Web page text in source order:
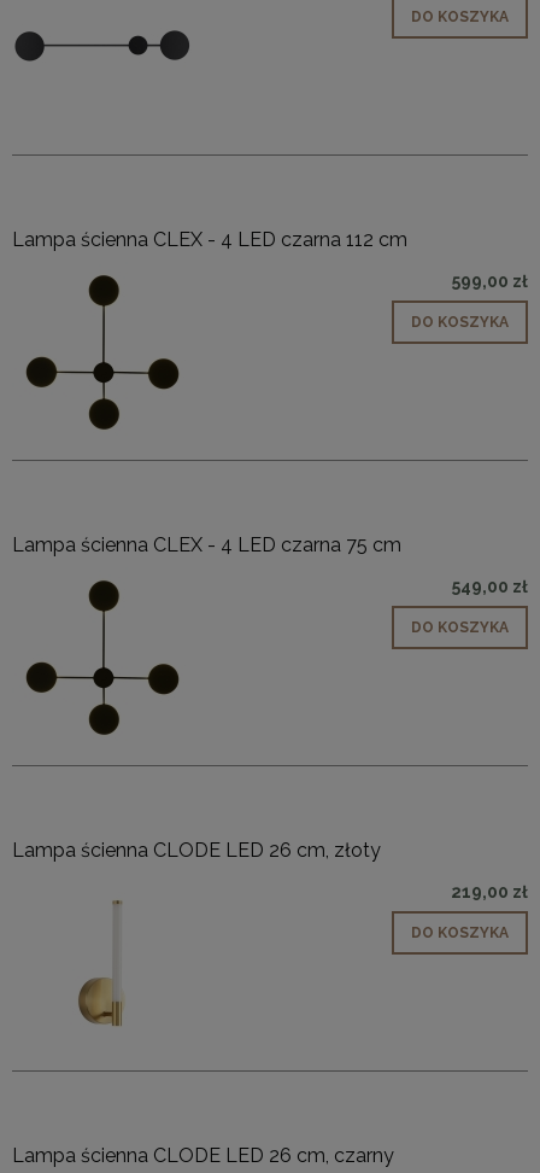
DO KOSZYKA
Lampa ścienna CLEX - 4 LED czarna 112 cm
599,00 zł
DO KOSZYKA
Lampa ścienna CLEX - 4 LED czarna 75 cm
549,00 zł
DO KOSZYKA
Lampa ścienna CLODE LED 26 cm, złoty
219,00 zł
DO KOSZYKA
Lampa ścienna CLODE LED 26 cm, czarny